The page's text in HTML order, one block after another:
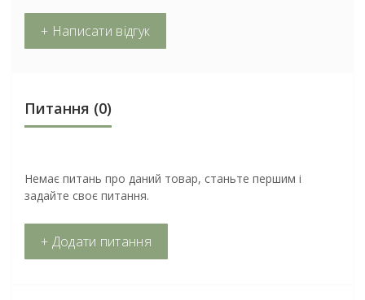
+ Написати відгук
Питання (0)
Немає питань про даний товар, станьте першим і
задайте своє питання.
+ Додати питання